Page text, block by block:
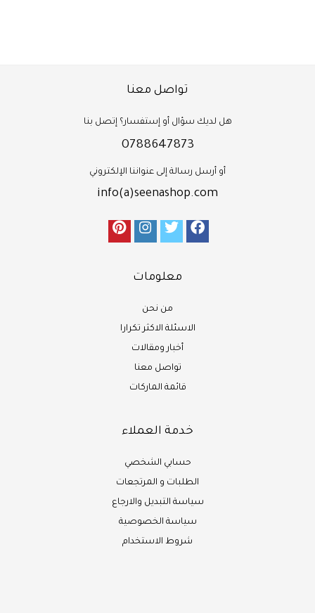
تواصل معنا
هل لديك سؤال أو إستفسار؟ إتصل بنا
0788647873
أو أرسل رسالة إلى عنواننا الإلكتروني
info(a)seenashop.com
معلومات
من نحن
الاسئلة الاكثر تكرارا
أخبار ومقالات
تواصل معنا
قائمة الماركات
خدمة العملاء
حسابي الشخصي
الطلبات و المرتجعات
سياسة التبديل والارجاع
سياسة الخصوصية
شروط الاستخدام